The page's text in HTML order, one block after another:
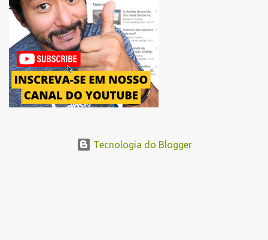
Avenida Pacaembu, os corredores seguirão pela Avenida Doutor
Abraão Ribeiro, passando ao lado do Memorial da América Latina,
acessando a Avenida Norma Pieruccini Giannotti, a Avenida Rudge e
...
Tecnologia do Blogger